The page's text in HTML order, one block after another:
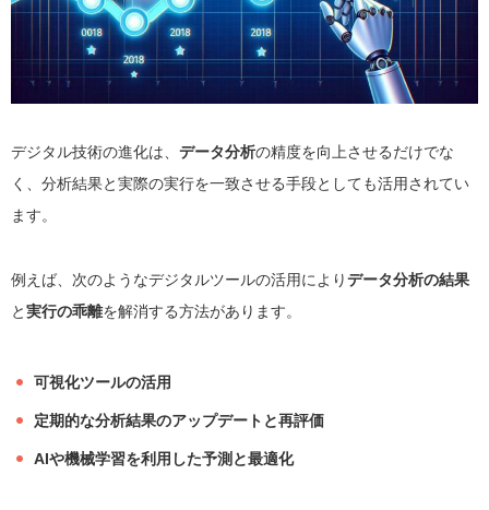
デジタル技術の進化は、 データ分析の精度を向上させるだけでな
く、分析結果と実際の実行を一致させる手段としても活用されてい
ます。
例えば、次のようなデジタルツールの活用によりデータ分析の結果
と実行の乖離を解消する方法があります。
可視化ツールの活用
定期的な分析結果のアップデートと再評価
AIや機械学習を利用した予測と最適化